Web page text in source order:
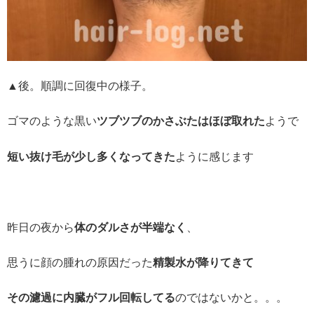
▲後。順調に回復中の様子。
ゴマのような黒いツブツブのかさぶたはほぼ取れたようで
短い抜け毛が少し多くなってきたように感じます
昨日の夜から体のダルさが半端なく
思うに顔の腫れの原因だった精製水が降りてきて
その濾過に内臓がフル回転してるのではないかと。。。